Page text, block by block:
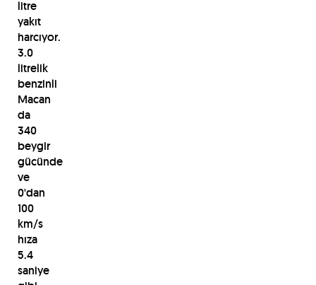
litre
yakıt
harcıyor.
3.0
litrelik
benzinli
Macan
da
340
beygir
gücünde
ve
0'dan
100
km/s
hıza
5.4
saniye